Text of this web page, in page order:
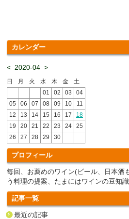
カレンダー
< 2020-04 >
日 月 火 水 木 金
土
01
02 03
04
05
06 07 08 09 10
11
12
13 14 15 16 17
18
19
20 21 22 23 24
25
26
27 28 29 30
プロフィール
毎回、お薦めのワイン(ビール、日本酒
う料理の提案、たまにはワインの豆知識
記事一覧
最近の記事